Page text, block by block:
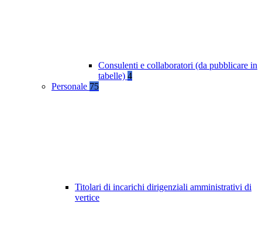
Consulenti e collaboratori (da pubblicare in
tabelle) 4
Personale 75
Titolari di incarichi dirigenziali amministrativi di
vertice